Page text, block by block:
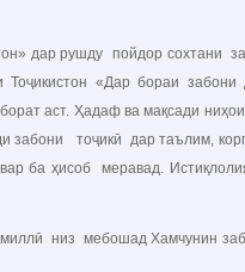
дар рушду пойдор сохтани
«Дар бораи забони
аст. Ҳадаф ва мақсади
тоҷикӣ дар таълим,
ба ҳисоб меравад.
низ мебошад Хамчунин